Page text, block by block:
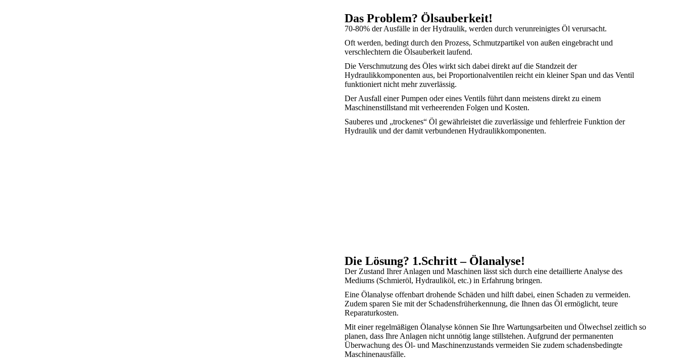
Das Problem? Ölsauberkeit!
70-80% der Ausfälle in der Hydraulik, werden durch verunreinigtes Öl verursacht.
Oft werden, bedingt durch den Prozess, Schmutzpartikel von außen eingebracht und
verschlechtern die Ölsauberkeit laufend.
Die Verschmutzung des Öles wirkt sich dabei direkt auf die Standzeit der
Hydraulikkomponenten aus, bei Proportionalventilen reicht ein kleiner Span und das Ventil
funktioniert nicht mehr zuverlässig.
Der Ausfall einer Pumpen oder eines Ventils führt dann meistens direkt zu einem
Maschinenstillstand mit verheerenden Folgen und Kosten.
Sauberes und „trockenes“ Öl gewährleistet die zuverlässige und fehlerfreie Funktion der
Hydraulik und der damit verbundenen Hydraulikkomponenten.
Die Lösung? 1.Schritt – Ölanalyse!
Der Zustand Ihrer Anlagen und Maschinen lässt sich durch eine detaillierte Analyse des
Mediums (Schmieröl, Hydrauliköl, etc.) in Erfahrung bringen.
Eine Öl­analyse offenbart drohende Schäden und hilft dabei, einen Schaden zu vermeiden.
Zudem sparen Sie mit der Schadens­früh­erkennung, die Ihnen das Öl ermöglicht, teure
Reparatur­kosten.
Mit einer regelmäßigen Ölanalyse können Sie Ihre Wartungsarbeiten und Ölwechsel zeitlich so
planen, dass Ihre Anlagen nicht unnötig lange stillstehen. Aufgrund der permanenten
Überwachung des Öl- und Maschinen­zustands vermeiden Sie zudem schadens­bedingte
Maschinen­ausfälle.